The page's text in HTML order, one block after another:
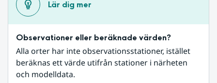
Lär dig mer
Observationer eller beräknade värden?
Alla orter har inte observationsstationer, istället
beräknas ett värde utifrån stationer i närheten
och modelldata.